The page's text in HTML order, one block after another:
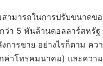
มารถในการปรับขนาดข
า 5 พันล้านดอลลาร์สหรั
ารขาย อย่างไรก็ตาม ค
ค่าโทรคมนาคม) และควา